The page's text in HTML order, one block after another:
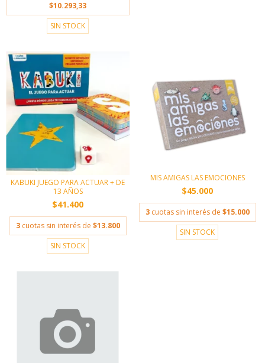
$10.293,33
SIN STOCK
KABUKI JUEGO PARA ACTUAR + DE
13 AÑOS
$41.400
3 cuotas sin interés de $13.800
SIN STOCK
MIS AMIGAS LAS EMOCIONES
$45.000
3 cuotas sin interés de $15.000
SIN STOCK